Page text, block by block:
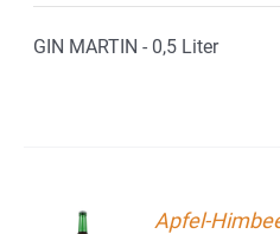
GIN MARTIN - 0,5 Liter
Apfel-